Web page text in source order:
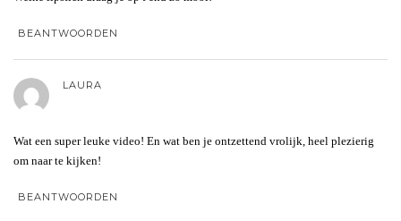
BEANTWOORDEN
LAURA
Wat een super leuke video! En wat ben je ontzettend vrolijk, heel plezierig
om naar te kijken!
BEANTWOORDEN